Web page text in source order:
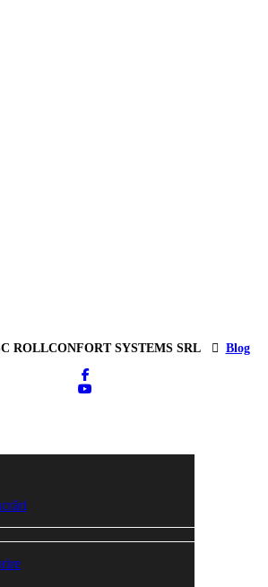
ROLLCONFORT SYSTEMS SRL
Blog
facebook
youtube